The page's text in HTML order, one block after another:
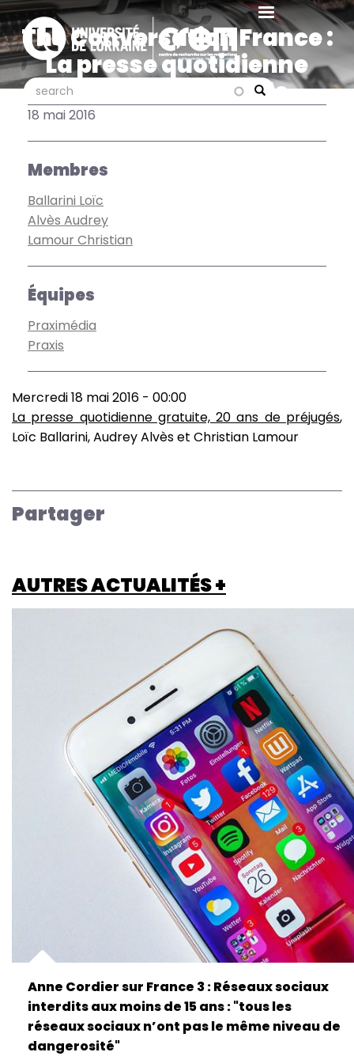
Aller
au
contenu
principal
Search
search search
The Conversation France :
La presse quotidienne
gratuite, 20 ans de
18 mai 2016
Membres
Ballarini Loïc
Alvès Audrey
Lamour Christian
Équipes
Praximédia
Praxis
Mercredi 18 mai 2016 - 00:00
La presse quotidienne gratuite, 20 ans de préjugés,
Loïc Ballarini, Audrey Alvès et Christian Lamour
Partager
AUTRES ACTUALITÉS +
Anne Cordier sur France 3 : Réseaux sociaux
interdits aux moins de 15 ans : "tous les
réseaux sociaux n’ont pas le même niveau de
dangerosité"